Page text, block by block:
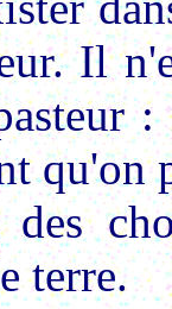
Il
qu'on
terre.